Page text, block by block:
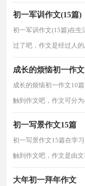
初一军训作文(15篇)
初一军训作文(15篇)在生
过了吧，作文是经过人
成长的烦恼初一作
成长的烦恼初一作文10
触到作文吧，作文可分
初一写景作文15篇
初一写景作文15篇在学
触到作文吧，作文是由
大年初一拜年作文